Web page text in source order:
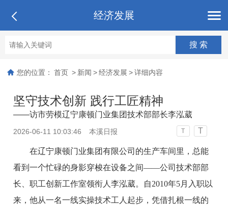
经济发展
您的位置： 首页 > 新闻 > 经济发展 > 详细内容
坚守技术创新 践行工匠精神
——访市劳模辽宁康顿门业集团技术部部长李泓葳
2026-06-11 10:03:46 本溪日报 T T
在辽宁康顿门业集团有限公司的生产车间里，总能
看到一个忙碌的身影穿梭在设备之间——公司技术部部
长、职工创新工作室领衔人李泓葳。自2010年5月入职以
来，他从一名一线实操技术工人起步，凭借扎根一线的